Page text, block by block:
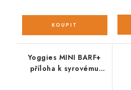
Yoggies MINI BARF+
příloha k syrovému